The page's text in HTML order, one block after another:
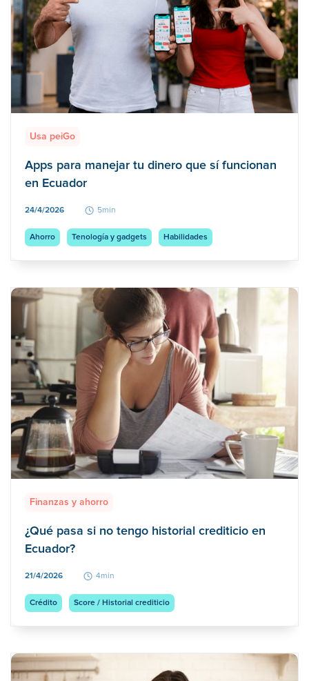
Usa peiGo
Apps para manejar tu dinero que sí funcionan
en Ecuador
24/4/2026 5min
Ahorro Tenología y gadgets Habilidades
Finanzas y ahorro
¿Qué pasa si no tengo historial crediticio en
Ecuador?
21/4/2026 4min
Crédito Score / Historial crediticio